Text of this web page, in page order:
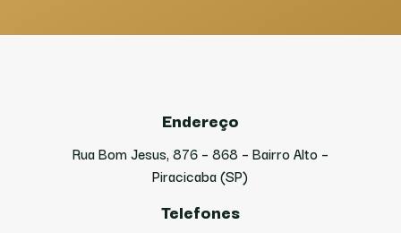
Endereço
Rua Bom Jesus, 876 – 868 – Bairro Alto –
Piracicaba (SP)
Telefones